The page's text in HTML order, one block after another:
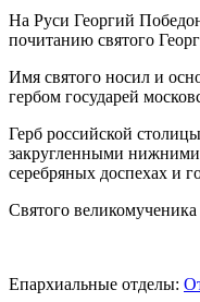
На Руси Георгий
почитанию святого
Имя святого носил и
гербом государей
Герб российской
закругленными нижними
серебряных доспехах и
Святого
Епархиальные отделы: